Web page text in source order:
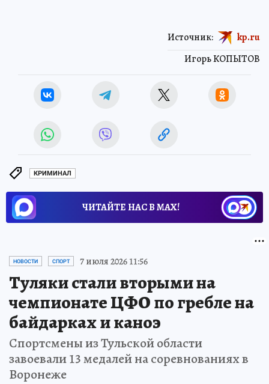
Игорь КОПЫТОВ
Источник: kp.ru
КРИМИНАЛ
ЧИТАЙТЕ НАС В МАХ!
НОВОСТИ СПОРТ 7 июля 2026 11:56
Туляки стали вторыми на
чемпионате ЦФО по гребле на
байдарках и каноэ
Спортсмены из Тульской области
завоевали 13 медалей на соревнованиях в
Воронеже